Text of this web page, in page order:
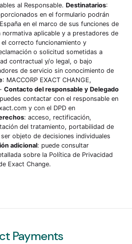
al Responsable. Destinatarios:
en el formulario podrán
en el marco de sus funciones de
aplicable y a prestadores de
correcto funcionamiento y
o solicitud sometidas a
contractual y/o legal, o bajo
de servicio sin conocimiento de
: MACCORP EXACT CHANGE,
Contacto del responsable y Delegado
contactar con el responsable en
y con el DPD en
: acceso, rectificación,
del tratamiento, portabilidad de
objeto de decisiones individuales
adicional: puede consultar
sobre la Política de Privacidad
Exact Change.
Payments